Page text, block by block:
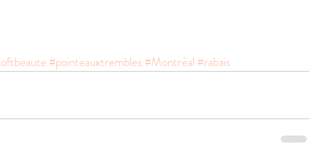
#pointeauxtrembles #Montréal #rabais